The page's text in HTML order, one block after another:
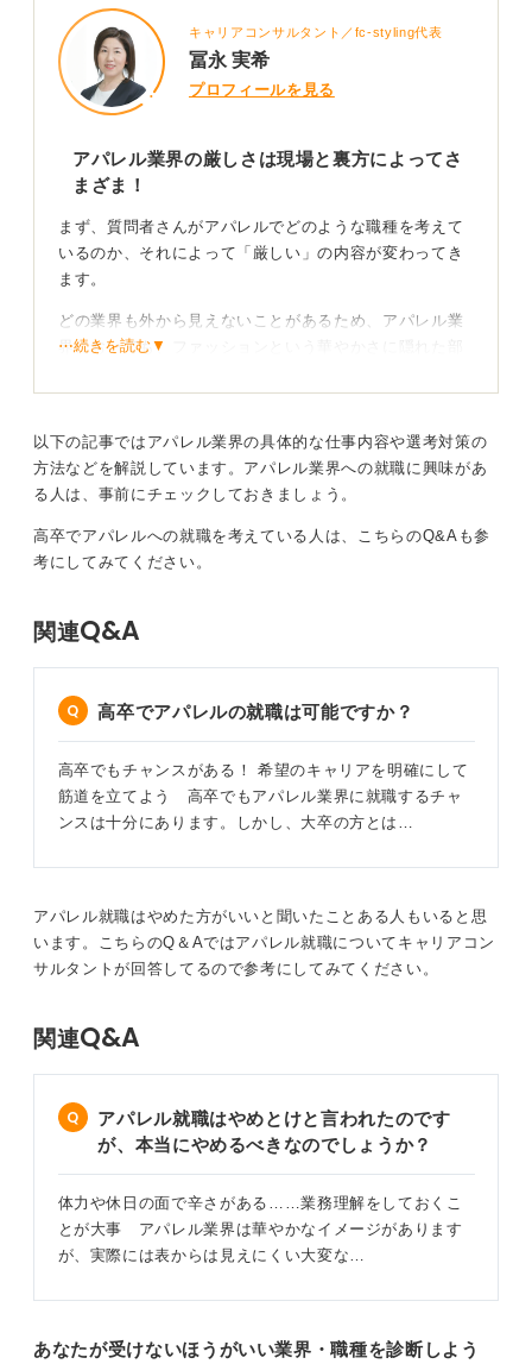
客とのつながりなどにやりがいを感じているようです。
0
キャリアコンサルタント／fc-styling代表
冨永 実希
プロフィールを見る
アパレル業界の厳しさは現場と裏方によってさ
まざま！
まず、質問者さんがアパレルでどのような職種を考えて
いるのか、それによって「厳しい」の内容が変わってき
ます。
どの業界も外から見えないことがあるため、アパレル業
界においても、ファッションという華やかさに隠れた部
えて、アパレルでのおもな職種について紹介します。
業界内の実情を理解しつつ、やりたいことを明確に
して就職を目指そう
・販売職
勤務時間は派遣先によって違いますが、営業時間が長い
また給与水準は内勤より低めの企業が多い傾向です。し
販売職のおもなキャリアパスは、販売員→サブリーダー
→店長→SVやエリアマネージャーといった流れです。
・専門職
企画やバイヤー、ＭＤなどは製作・買い付けに携わった
製品の売れ行きにより、評価され、逆の場合責任を問わ
は、職種それぞれで違いがあることを前提として理解し
販売職のやりがいは何と言っても顧客とのかかわりで
す。褒め言葉や長期間のお付き合いから得られる信頼関
ることや、売上という数字で可視化されることがやりが
いになると思います。
どの仕事も苦労を乗り越えることで成長できたり、今ま
で見えなかった景色が見えたりして自分自身のモチベー
ションアップにつながります。
を明確化して判断することがもっとも大切ですよ。
0
⋯続きを読む▼
以下の記事ではアパレル業界の具体的な仕事内容や選考対策の
方法などを解説しています。アパレル業界への就職に興味があ
る人は、事前にチェックしておきましょう。
高卒でアパレルへの就職を考えている人は、こちらのQ&Aも参
考にしてみてください。
関連Q&A
高卒でアパレルの就職は可能ですか？
高卒でもチャンスがある！ 希望のキャリアを明確にして
筋道を立てよう 高卒でもアパレル業界に就職するチャ
ンスは十分にあります。しかし、大卒の方とは…
アパレル就職はやめた方がいいと聞いたことある人もいると思
います。こちらのQ＆Aではアパレル就職についてキャリアコン
サルタントが回答してるので参考にしてみてください。
関連Q&A
アパレル就職はやめとけと言われたのです
が、本当にやめるべきなのでしょうか？
体力や休日の面で辛さがある……業務理解をしておくこ
とが大事 アパレル業界は華やかなイメージがあります
が、実際には表からは見えにくい大変な…
あなたが受けないほうがいい業界・職種を診断しよう